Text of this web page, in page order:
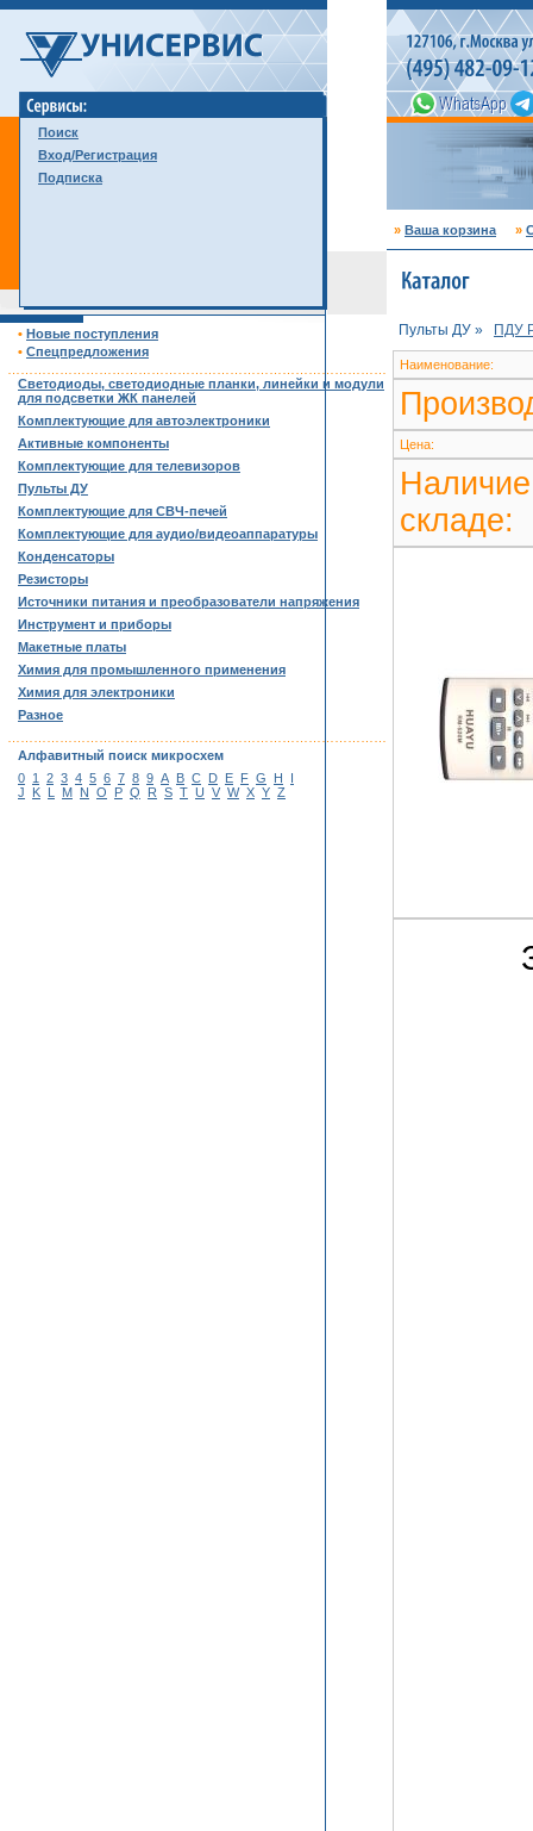
Поиск
Вход/Регистрация
Подписка
» Ваша корзина »
• Новые поступления
• Спецпредложения
Светодиоды, светодиодные планки, линейки и модули
для подсветки ЖК панелей
Комплектующие для автоэлектроники
Активные компоненты
Комплектующие для телевизоров
Пульты ДУ
Комплектующие для СВЧ-печей
Комплектующие для аудио/видеоаппаратуры
Конденсаторы
Резисторы
Источники питания и преобразователи напряжения
Инструмент и приборы
Макетные платы
Химия для промышленного применения
Химия для электроники
Разное
Алфавитный поиск микросхем
0 1 2 3 4 5 6 7 8 9 A B C D E F G H
I
J
K L M N O P Q R S T U V W X Y Z
Пульты ДУ » ПДУ
Наименование:
Цена:
складе: